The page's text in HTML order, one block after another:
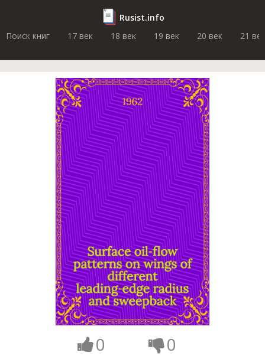
Rusist.info
Поиск книг
17 век 18 век 19 век 20 век 21 век
0 0